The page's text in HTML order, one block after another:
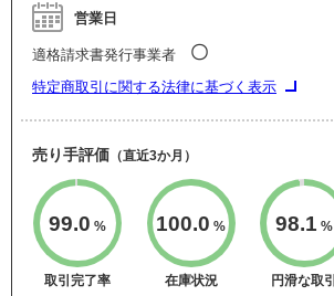
営業日
適格請求書発行事業者 〇
特定商取引に関する法律に基づく表示
売り手評価 （直近3か月）
99.0 %
取引完了率
100.0 %
在庫状況
98.1 %
円滑な取引